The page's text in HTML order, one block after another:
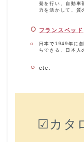
発を行い、自動車
力を活かして、質
フランスベッド
日本で1949年に
らできる、日本人
etc.
☑カタ